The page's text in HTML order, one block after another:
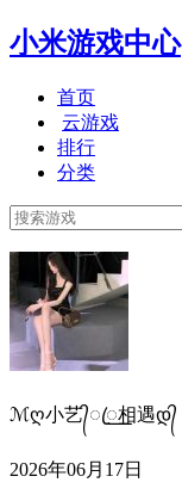
小米游戏中心
首页
云游戏
排行
分类
ℳღ小艺᭄ꦿ꯭꯭相遇დ᭄
2026年06月17日